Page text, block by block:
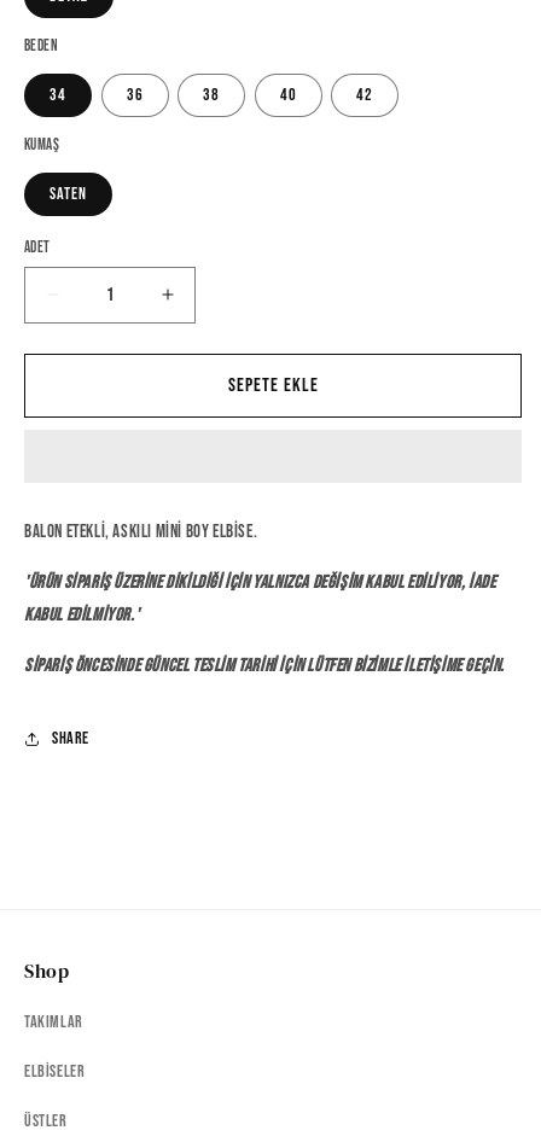
Beden
34 36 38 40 42
Kumaş
Saten
Adet
Lumen
Dress
için
Lumen
Dress
için
Sepete ekle
Balon etekli, askılı mini boy elbise.
'Ürün sipariş üzerine dikildiği için yalnızca değişim kabul ediliyor, iade
kabul edilmiyor.'
Sipariş öncesinde güncel teslim tarihi için lütfen bizimle iletişime geçin.
Share
Shop
Takımlar
Elbiseler
Üstler